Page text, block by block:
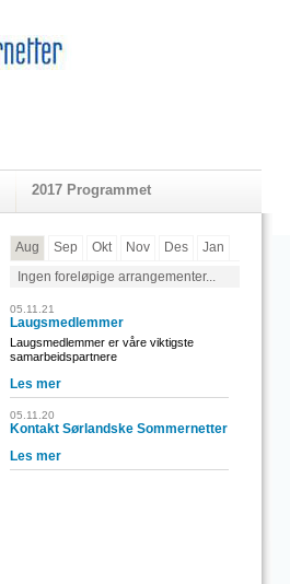
2017 Programmet
Aug Sep Okt Nov Des
Jan
Ingen foreløpige arrangementer...
05.11.21
Laugsmedlemmer
Laugsmedlemmer er våre viktigste
samarbeidspartnere
Les mer
05.11.20
Kontakt Sørlandske Sommernetter
Les mer